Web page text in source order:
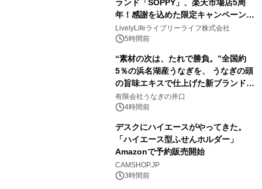
ランド「SOPPY」、楽天市場店5周
年！感謝を込めた限定キャンペーンを
8月10日より開催
LivelyLifeライブリーライフ株式会社
5時間前
“素材の次は、たれで勝負。”全国約
5％の浜名湖産うなぎを、 うなぎの頭
の旨味エキスで仕上げた新ブランド
「井口の誉」誕生
有限会社うなぎの井口
4時間前
デスクにハイエースがやってきた。
「ハイエース型ふせんホルダー」
Amazonで予約販売開始
CAMSHOP.JP
3時間前